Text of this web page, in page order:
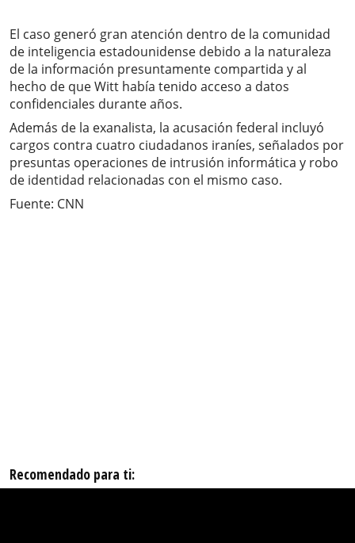
El caso generó gran atención dentro de la comunidad
de inteligencia estadounidense debido a la naturaleza
de la información presuntamente compartida y al
hecho de que Witt había tenido acceso a datos
confidenciales durante años.
Además de la exanalista, la acusación federal incluyó
cargos contra cuatro ciudadanos iraníes, señalados por
presuntas operaciones de intrusión informática y robo
de identidad relacionadas con el mismo caso.
Fuente: CNN
Recomendado para ti: